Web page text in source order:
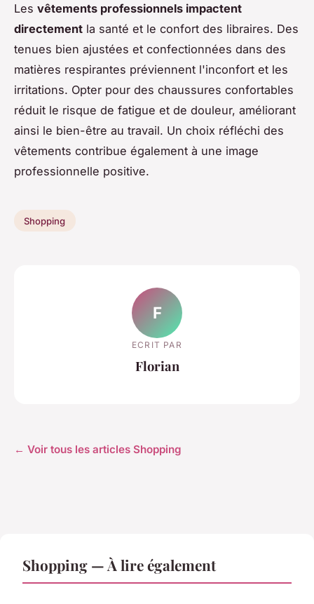
Les vêtements professionnels impactent
directement la santé et le confort des libraires. Des
tenues bien ajustées et confectionnées dans des
matières respirantes préviennent l'inconfort et les
irritations. Opter pour des chaussures confortables
réduit le risque de fatigue et de douleur, améliorant
ainsi le bien-être au travail. Un choix réfléchi des
vêtements contribue également à une image
professionnelle positive.
Shopping
F
ECRIT PAR
Florian
← Voir tous les articles Shopping
Shopping — À lire également